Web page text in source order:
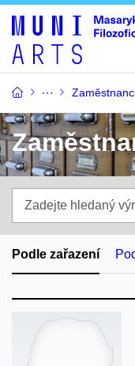
hledaný
výraz
Podle zařazení